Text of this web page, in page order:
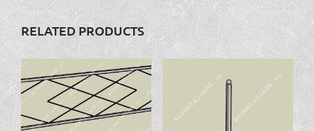
RELATED PRODUCTS